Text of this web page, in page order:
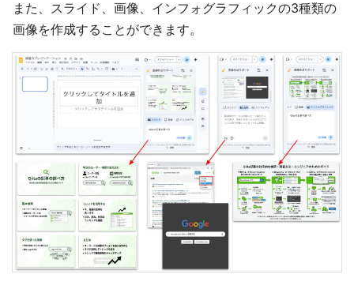
また、スライド、画像、インフォグラフィックの3種類の
画像を作成することができます。